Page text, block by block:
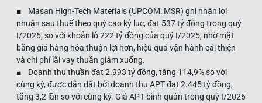
■ Masan High-Tech Materials (UPCOM: MSR) ghi nhận lợi
nhuận sau thuế theo quý cao kỷ lục, đạt 537 tỷ đồng trong quý
I/2026, so với khoản lỗ 222 tỷ đồng của quý I/2025, nhờ mặt
bằng giá hàng hóa thuận lợi hơn, hiệu quả vận hành cải thiện
và chi phí lãi vay thuần giảm xuống.
■ Doanh thu thuần đạt 2.993 tỷ đồng, tăng 114,9% so với
cùng kỳ, được dẫn dắt bởi doanh thu APT đạt 2.445 tỷ đồng,
tăng 3,2 lần so với cùng kỳ. Giá APT bình quân trong quý I/2026